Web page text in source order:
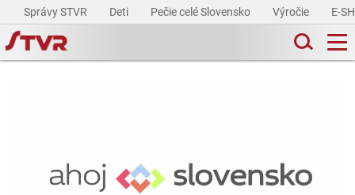
Správy STVR Deti Pečie celé Slovensko Výročie E-